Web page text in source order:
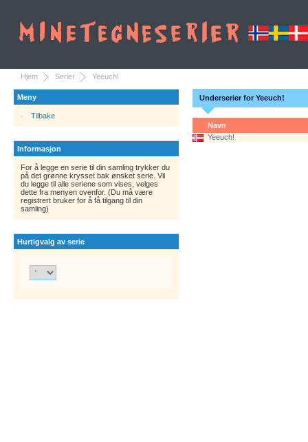
Hjem Serier Yeeuch!
Meny
Tilbake
Informasjon
For å legge en serie til din samling trykker du
på det grønne krysset bak ønsket serie. Vil
du legge til alle seriene som vises, velges
dette fra menyen ovenfor. (Du må være
registrert bruker for å få tilgang til din
samling)
Hurtigvalg av serie
Underserier for Yeeuch!
Navn
Yeeuch!